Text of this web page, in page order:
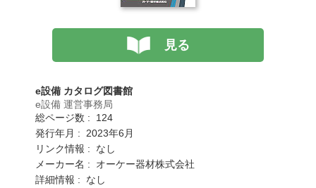
見る
e設備 カタログ図書館
e設備 運営事務局
総ページ数 : 124
発行年月 : 2023年6月
リンク情報 : なし
メーカー名 : オーケー器材株式会社
詳細情報 : なし